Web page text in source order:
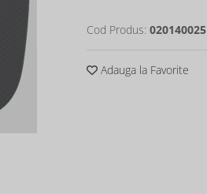
Cod Produs: 020140025
Adauga la Favorite